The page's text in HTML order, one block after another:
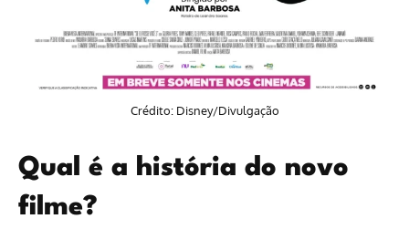
Crédito: Disney/Divulgação
Qual é a história do novo
filme?